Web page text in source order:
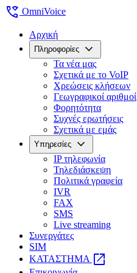
wifi_calling OmniVoice
Αρχική
Πληροφορίες expand_more
Τα νέα μας
Σχετικά με το VoIP
Χρεώσεις κλήσεων
Γεωγραφικοί αριθμοί
Φορητότητα
Συχνές ερωτήσεις
Σχετικά με εμάς
Υπηρεσίες expand_more
IP τηλεφωνία
Τηλεδιάσκεψη
Πολιτικά γραφεία
IVR
FAX
SMS
Live streaming
Συνεργάτες
SIM
ΚΑΤΑΣΤΗΜΑ open_in_new